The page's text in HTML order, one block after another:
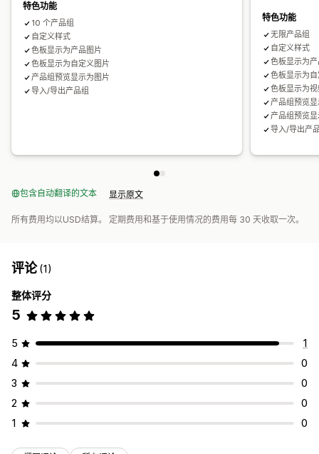
特色功能
10 个产品组
自定义样式
色板显示为产品图片
色板显示为自定义图片
产品组预览显示为图片
导入/导出产品组
特色功能
无限产品组
自定义样式
色板显示为
色板显示为
色板显示为
产品组预览
产品组预览
导入/导出产
包含自动翻译的文本 显示原文
所有费用均以USD结算。 定期费用和基于使用情况的费用每 30 天收取一次。
评论(1)
整体评分
5
5
1
4
0
3
0
2
0
1
0